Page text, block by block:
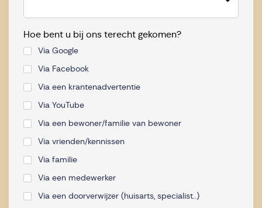
Hoe bent u bij ons terecht gekomen?
Via Google
Via Facebook
Via een krantenadvertentie
Via YouTube
Via een bewoner/familie van bewoner
Via vrienden/kennissen
Via familie
Via een medewerker
Via een doorverwijzer (huisarts, specialist..)